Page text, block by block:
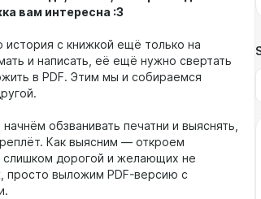
вам интересна :3
с книжкой ещё только на
и написать, её ещё нужно свертать
в PDF. Этим мы и собираемся
обзванивать печатни и выяснять,
Как выясним — откроем
слишком дорогой и желающих не
просто выложим PDF-версию с